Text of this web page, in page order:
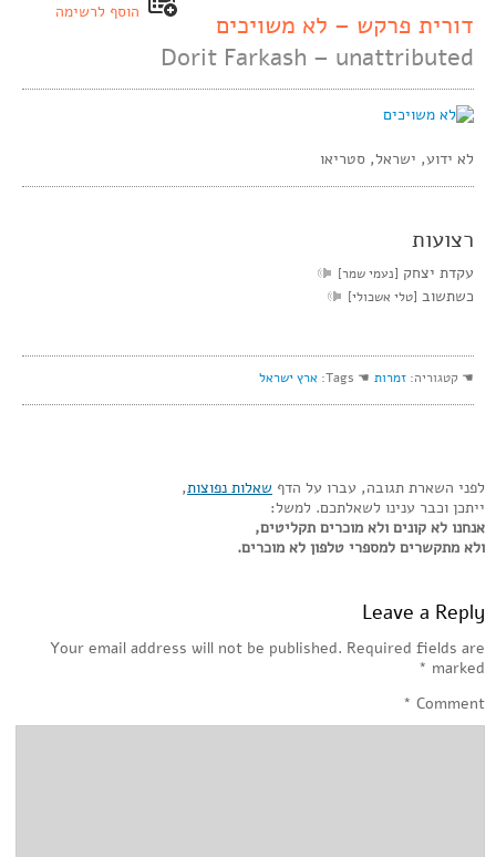
הוסף לרשימה
דורית פרקש – לא משויכים
Dorit Farkash – unattributed
לא ידוע, ישראל, סטריאו
רצועות
עקדת יצחק [נעמי שמר]
כשתשוב [טלי אשכולי]
☚ קטגוריה: זמרות ☚ Tags: ארץ ישראל
לפני השארת תגובה, עברו על הדף שאלות נפוצות,
ייתכן וכבר ענינו לשאלתכם. למשל:
אנחנו לא קונים ולא מוכרים תקליטים,
ולא מתקשרים למספרי טלפון לא מוכרים.
Leave a Reply
Your email address will not be published. Required fields are
marked
*
Comment
*